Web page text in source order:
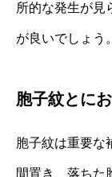
所的な発生が見
が良いでしょう。
胞子紋とに
胞子紋は重要な
間置き、落ちた